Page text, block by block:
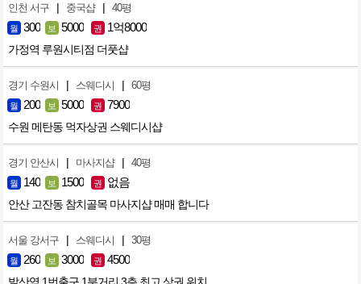
인천 서구 | 중국샵 | 40평
월 300 보 5000 권 1억8000
가정역 루원시티점 더풋샵
경기 수원시 | 스웨디시 | 60평
월 200 보 5000 권 7900
수원 메탄동 먹자상권 스웨디시샵
경기 안산시 | 마사지샵 | 40평
월 140 보 1500 권 없음
안산 고잔동 참치골목 마사지샵 매매 합니다
서울 강서구 | 스웨디시 | 30평
월 260 보 3000 권 4500